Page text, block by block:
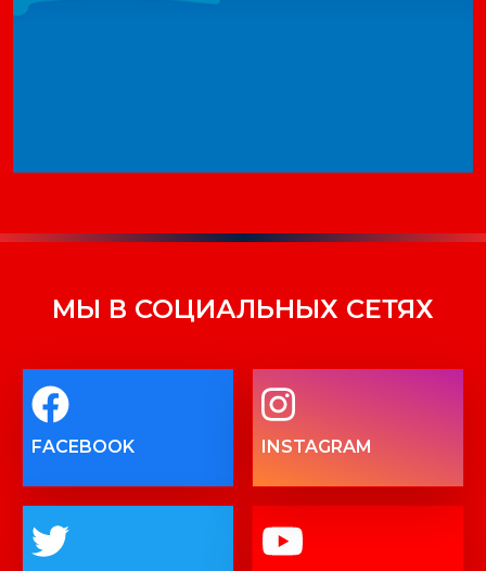
МЫ В СОЦИАЛЬНЫХ СЕТЯХ
FACEBOOK INSTAGRAM